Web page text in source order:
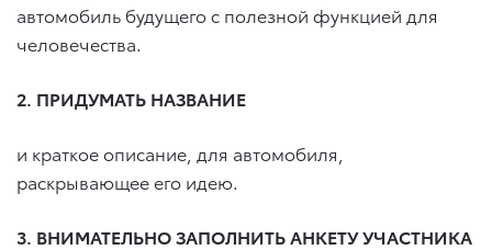
автомобиль будущего с полезной функцией для
человечества.
2. ПРИДУМАТЬ НАЗВАНИЕ
и краткое описание, для автомобиля,
раскрывающее его идею.
3. ВНИМАТЕЛЬНО ЗАПОЛНИТЬ АНКЕТУ УЧАСТНИКА